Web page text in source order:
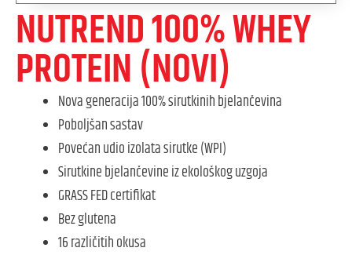
NUTREND 100% WHEY
PROTEIN (NOVI)
Nova generacija 100% sirutkinih bjelančevina
Poboljšan sastav
Povećan udio izolata sirutke (WPI)
Sirutkine bjelančevine iz ekološkog uzgoja
GRASS FED certifikat
Bez glutena
16 različitih okusa